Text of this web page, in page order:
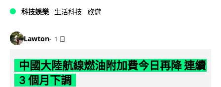
科技娛樂 生活科技 旅遊
Lawton 1 日
中國大陸航線燃油附加費今日再降 連續
3 個月下調